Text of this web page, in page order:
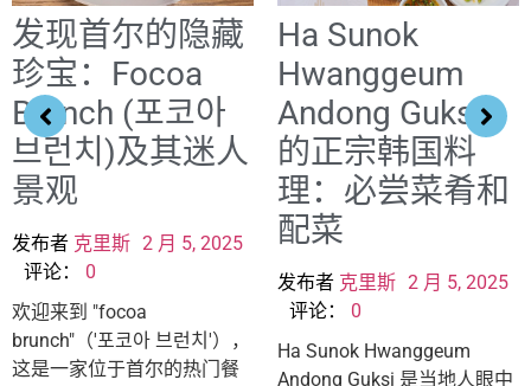
发现首尔的隐藏
珍宝：Focoa
Brunch (포코아
브런치)及其迷人
景观
发布者 克里斯 2 月 5, 2025
评论： 0
欢迎来到 "focoa
brunch"（'포코아 브런치'），
这是一家位于首尔的热门餐
Ha Sunok
Hwanggeum
Andong Guksi
的正宗韩国料
理：必尝菜肴和
配菜
发布者 克里斯 2 月 5, 2025
评论： 0
Ha Sunok Hwanggeum
Andong Guksi 是当地人眼中